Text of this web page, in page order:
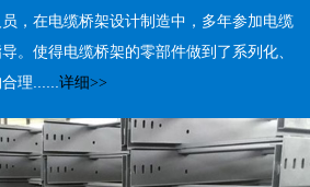
，在电缆桥架设计制造中，多年参加电缆
。使得电缆桥架的零部件做到了系列化、
理......详细>>